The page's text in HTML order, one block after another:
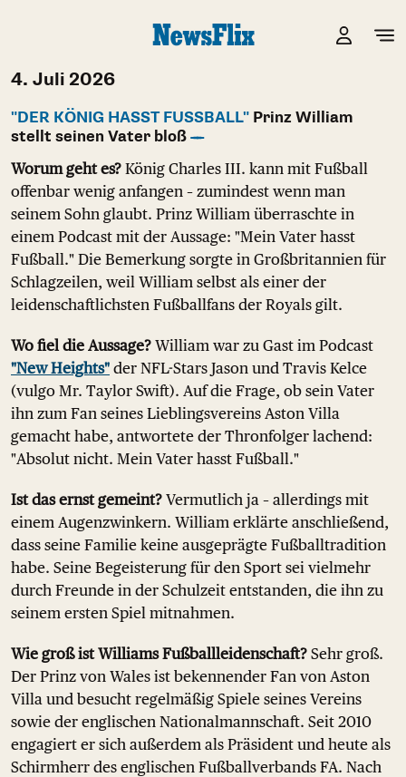
4. Juli 2026
"DER KÖNIG HASST FUSSBALL" Prinz William
stellt seinen Vater bloß
Worum geht es? König Charles III. kann mit Fußball
offenbar wenig anfangen – zumindest wenn man
seinem Sohn glaubt. Prinz William überraschte in
einem Podcast mit der Aussage: "Mein Vater hasst
Fußball." Die Bemerkung sorgte in Großbritannien für
Schlagzeilen, weil William selbst als einer der
leidenschaftlichsten Fußballfans der Royals gilt.
Wo fiel die Aussage? William war zu Gast im Podcast
"New Heights" der NFL-Stars Jason und Travis Kelce
(vulgo Mr. Taylor Swift). Auf die Frage, ob sein Vater
ihn zum Fan seines Lieblingsvereins Aston Villa
gemacht habe, antwortete der Thronfolger lachend:
"Absolut nicht. Mein Vater hasst Fußball."
Ist das ernst gemeint? Vermutlich ja – allerdings mit
einem Augenzwinkern. William erklärte anschließend,
dass seine Familie keine ausgeprägte Fußballtradition
habe. Seine Begeisterung für den Sport sei vielmehr
durch Freunde in der Schulzeit entstanden, die ihn zu
seinem ersten Spiel mitnahmen.
Wie groß ist Williams Fußballleidenschaft? Sehr groß.
Der Prinz von Wales ist bekennender Fan von Aston
Villa und besucht regelmäßig Spiele seines Vereins
sowie der englischen Nationalmannschaft. Seit 2010
engagiert er sich außerdem als Präsident und heute als
Schirmherr des englischen Fußballverbands FA. Nach